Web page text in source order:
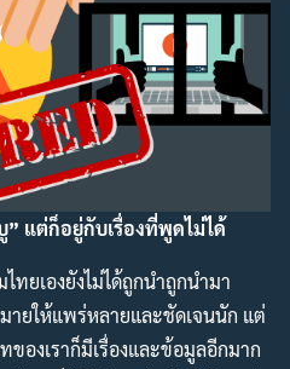
แต่ก็อยู่กับเรื่องที่พูดไม่ได้
ไทยเองยังไม่ได้ถูกนำถูกนำมา
ายให้แพร่หลายและชัดเจนนัก แต่
องเราก็มีเรื่องและข้อมูลอีกมาก